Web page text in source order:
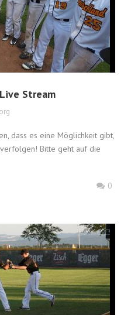
Stream
dass es eine Möglichkeit gibt,
Bitte geht auf die
0